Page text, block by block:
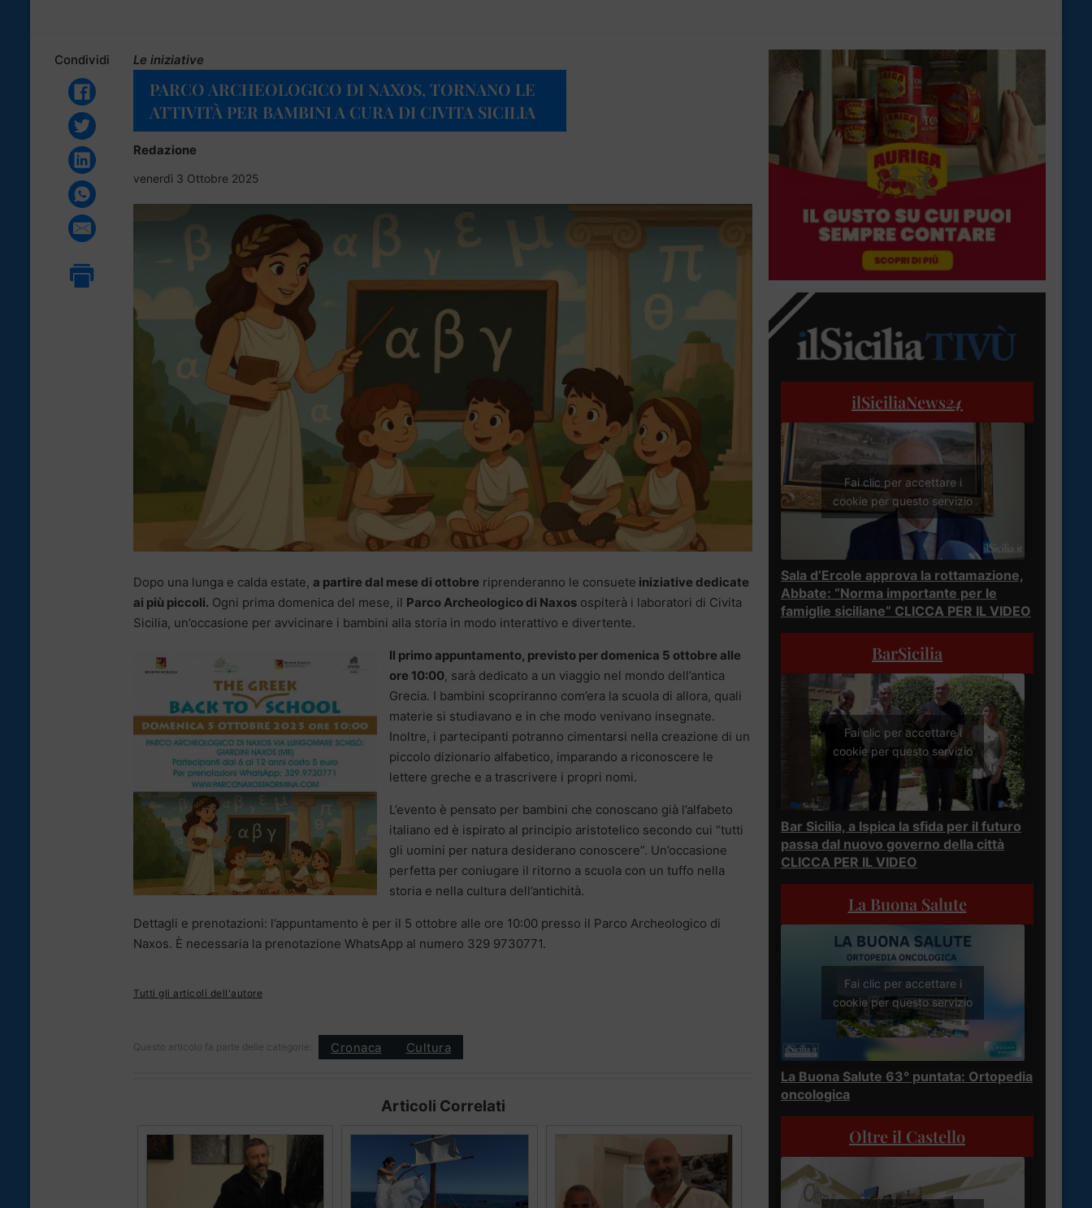
Condividi Le iniziative
PARCO ARCHEOLOGICO DI NAXOS, TORNANO LE
ATTIVITÀ PER BAMBINI A CURA DI CIVITA SICILIA
Redazione
venerdì 3 Ottobre 2025
Dopo una lunga e calda estate, a partire dal mese di ottobre riprenderanno le consuete iniziative dedicate
ai più piccoli. Ogni prima domenica del mese, il Parco Archeologico di Naxos ospiterà i laboratori di Civita
Sicilia, un’occasione per avvicinare i bambini alla storia in modo interattivo e divertente.
Il primo appuntamento, previsto per domenica 5 ottobre alle
ore 10:00, sarà dedicato a un viaggio nel mondo dell’antica
Grecia. I bambini scopriranno com’era la scuola di allora, quali
materie si studiavano e in che modo venivano insegnate.
Inoltre, i partecipanti potranno cimentarsi nella creazione di un
piccolo dizionario alfabetico, imparando a riconoscere le
lettere greche e a trascrivere i propri nomi.
L’evento è pensato per bambini che conoscano già l’alfabeto
italiano ed è ispirato al principio aristotelico secondo cui “tutti
gli uomini per natura desiderano conoscere”. Un’occasione
perfetta per coniugare il ritorno a scuola con un tuffo nella
storia e nella cultura dell’antichità.
Dettagli e prenotazioni: l’appuntamento è per il 5 ottobre alle ore 10:00 presso il Parco Archeologico di
Naxos. È necessaria la prenotazione WhatsApp al numero 329 9730771.
Tutti gli articoli dell'autore
Questo articolo fa parte delle categorie: Cronaca Cultura
Articoli Correlati
ilSiciliaNews24
Fai clic per accettare i
cookie per questo servizio
Sala d’Ercole approva la rottamazione,
Abbate: “Norma importante per le
famiglie siciliane” CLICCA PER IL VIDEO
BarSicilia
Fai clic per accettare i
cookie per questo servizio
Bar Sicilia, a Ispica la sfida per il futuro
passa dal nuovo governo della città
CLICCA PER IL VIDEO
La Buona Salute
Fai clic per accettare i
cookie per questo servizio
La Buona Salute 63° puntata: Ortopedia
oncologica
Oltre il Castello